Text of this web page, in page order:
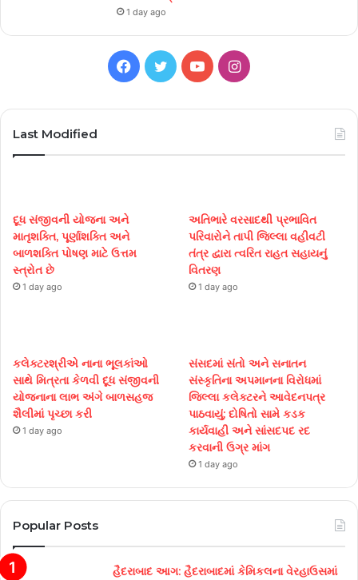
1 day ago
Facebook
TwitterYouTubeInstagram
Last Modified
દૂધ સંજીવની યોજના અને
માતૃશક્તિ, પૂર્ણાશક્તિ અને
બાળશક્તિ પોષણ માટે ઉત્તમ
સ્ત્રોત છે
1 day ago
અતિભારે વરસાદથી પ્રભાવિત
પરિવારોને તાપી જિલ્લા વહીવટી
તંત્ર દ્વારા ત્વરિત રાહત સહાયનું
વિતરણ
1 day ago
કલેક્ટરશ્રીએ નાના ભૂલકાંઓ
સાથે મિત્રતા કેળવી દૂધ સંજીવની
યોજનાના લાભ અંગે બાળસહજ
શૈલીમાં પૃચ્છા કરી
1 day ago
સંસદમાં સંતો અને સનાતન
સંસ્કૃતિના અપમાનના વિરોધમાં
જિલ્લા કલેક્ટરને આવેદનપત્ર
પાઠવાયું; દોષિતો સામે કડક
કાર્યવાહી અને સાંસદપદ રદ
કરવાની ઉગ્ર માંગ
1 day ago
Popular Posts
હૈદરાબાદ આગ: હૈદરાબાદમાં કેમિકલના વેરહાઉસમાં